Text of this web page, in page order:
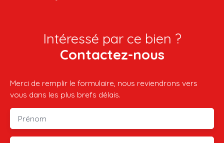
Intéressé par ce bien ?
Contactez-nous
Merci de remplir le formulaire, nous reviendrons vers
vous dans les plus brefs délais.
Prénom